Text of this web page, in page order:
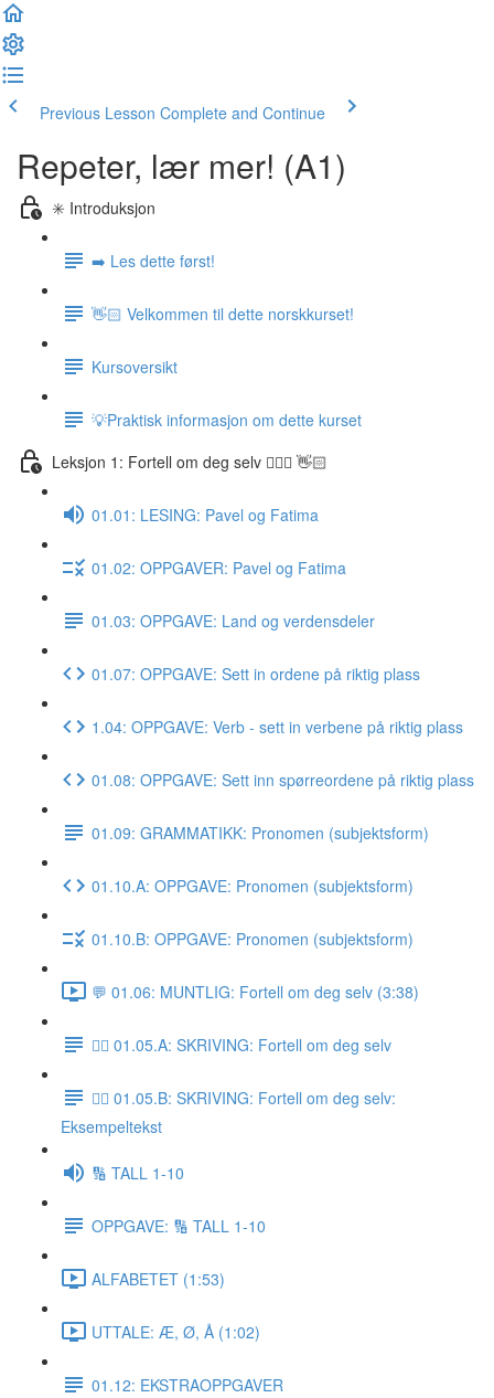
Previous Lesson Complete and Continue
Repeter, lær mer! (A1)
✳️ Introduksjon
➡️ Les dette først!
👋🏻 Velkommen til dette norskkurset!
Kursoversikt
💡Praktisk informasjon om dette kurset
Leksjon 1: Fortell om deg selv 🙋🏽‍♀️ 👋🏻
01.01: LESING: Pavel og Fatima
01.02: OPPGAVER: Pavel og Fatima
01.03: OPPGAVE: Land og verdensdeler
01.07: OPPGAVE: Sett in ordene på riktig plass
1.04: OPPGAVE: Verb - sett in verbene på riktig plass
01.08: OPPGAVE: Sett inn spørreordene på riktig plass
01.09: GRAMMATIKK: Pronomen (subjektsform)
01.10.A: OPPGAVE: Pronomen (subjektsform)
01.10.B: OPPGAVE: Pronomen (subjektsform)
💬 01.06: MUNTLIG: Fortell om deg selv (3:38)
✍🏼 01.05.A: SKRIVING: Fortell om deg selv
✍🏼 01.05.B: SKRIVING: Fortell om deg selv:
Eksempeltekst
🔢 TALL 1-10
OPPGAVE: 🔢 TALL 1-10
ALFABETET (1:53)
UTTALE: Æ, Ø, Å (1:02)
01.12: EKSTRAOPPGAVER